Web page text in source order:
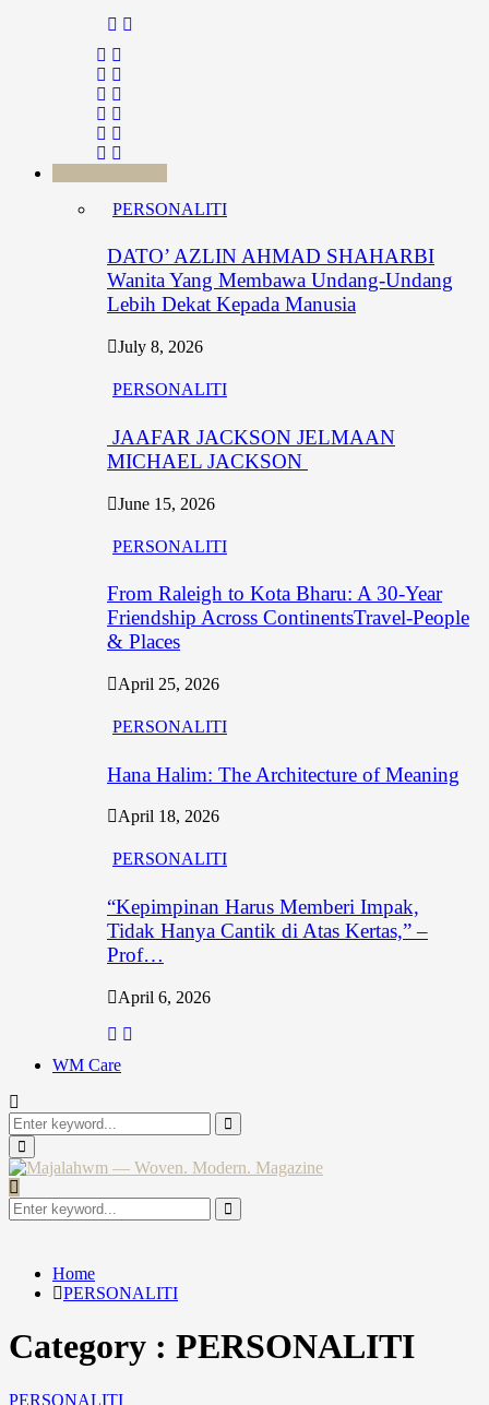
PERSONALITI
DATO’ AZLIN AHMAD SHAHARBI
Wanita Yang Membawa Undang-Undang
Lebih Dekat Kepada Manusia
July 8, 2026
PERSONALITI
JAAFAR JACKSON JELMAAN
MICHAEL JACKSON
June 15, 2026
PERSONALITI
From Raleigh to Kota Bharu: A 30-Year
Friendship Across ContinentsTravel-People
& Places
April 25, 2026
PERSONALITI
Hana Halim: The Architecture of Meaning
April 18, 2026
PERSONALITI
“Kepimpinan Harus Memberi Impak,
Tidak Hanya Cantik di Atas Kertas,” –
Prof…
April 6, 2026
WM Care
Search
for:
Search
Primary
Menu
Search
for:
Search
Home
PERSONALITI
Category : PERSONALITI
PERSONALITI